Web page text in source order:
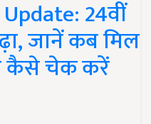
24वीं
जानें कब मिल
कैसे चेक करें